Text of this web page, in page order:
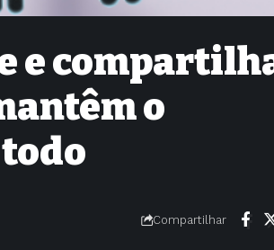
e
o
Compartilhar